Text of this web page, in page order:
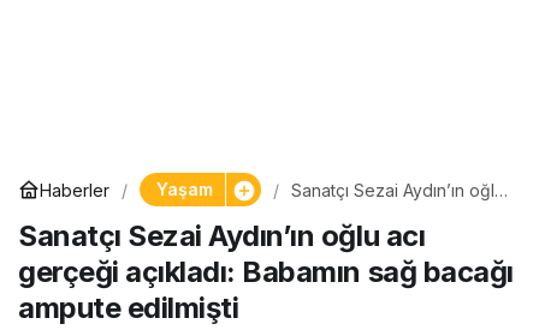
Haberler Yaşam
Sanatçı Sezai Aydın’ın oğlu
Babamın sağ bacağı
ampute edilmişti
Sanatçı Sezai Aydın’ın oğlu acı
gerçeği açıkladı: Babamın sağ bacağı
ampute edilmişti